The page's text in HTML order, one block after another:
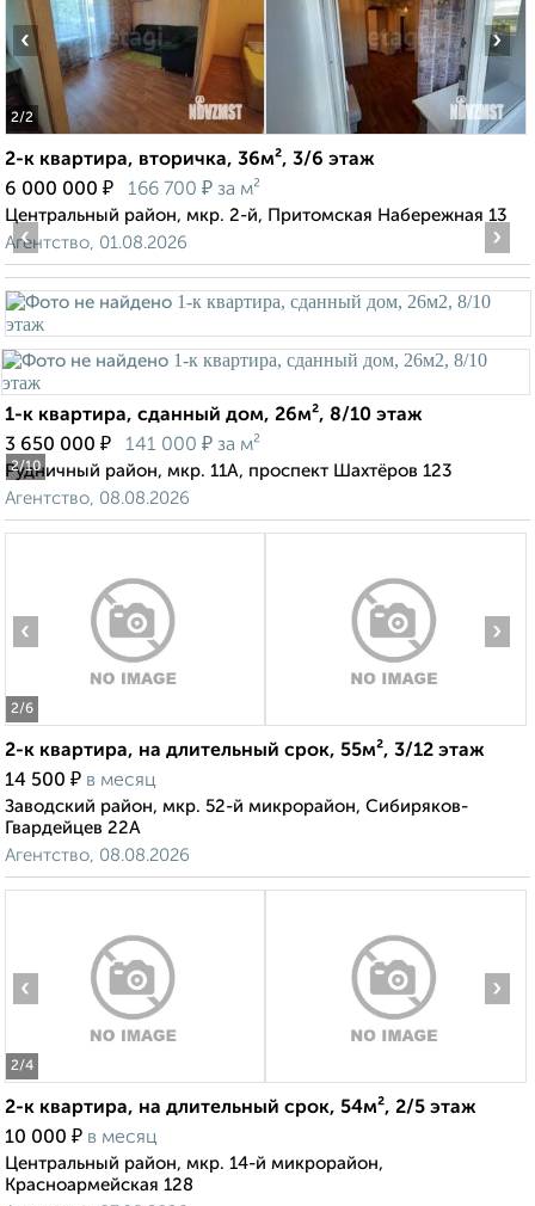
2/2
‹ ›
2-к квартира, вторичка, 36м², 3/6 этаж
6 000 000 ₽ 166 700 ₽ за м²
Центральный район, мкр. 2-й, Притомская Набережная 13
Агентство, 01.08.2026
2/10
‹ ›
1-к квартира, сданный дом, 26м², 8/10 этаж
3 650 000 ₽ 141 000 ₽ за м²
Рудничный район, мкр. 11А, проспект Шахтёров 123
Агентство, 08.08.2026
2/6
‹ ›
2-к квартира, на длительный срок, 55м², 3/12 этаж
14 500 ₽ в месяц
Заводский район, мкр. 52-й микрорайон, Сибиряков-
Гвардейцев 22А
Агентство, 08.08.2026
2/4
‹ ›
2-к квартира, на длительный срок, 54м², 2/5 этаж
10 000 ₽ в месяц
Центральный район, мкр. 14-й микрорайон,
Красноармейская 128